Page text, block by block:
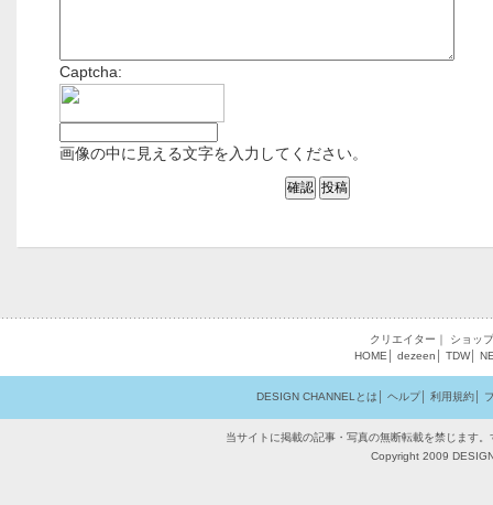
Captcha:
画像の中に見える文字を入力してください。
クリエイター
ショップ
HOME
dezeen TDW│
DESIGN CHANNELとは ヘルプ│ 利用規約│
当サイトに掲載の記事・写真の無断転載を禁じます
Copyright 2009